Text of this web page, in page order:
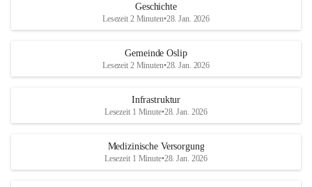
Geschichte
Lesezeit 2 Minuten•28. Jan. 2026
Gemeinde Oslip
Lesezeit 2 Minuten•28. Jan. 2026
Infrastruktur
Lesezeit 1 Minute•28. Jan. 2026
Medizinische Versorgung
Lesezeit 1 Minute•28. Jan. 2026